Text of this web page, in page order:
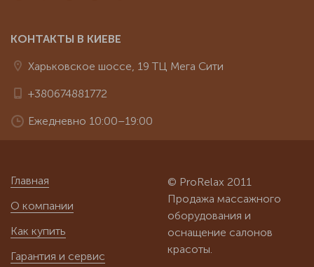
КОНТАКТЫ В КИЕВЕ
Харьковское шоссе, 19 ТЦ Мега Сити
+380674881772
Ежедневно 10:00–19:00
Главная
О компании
Как купить
Гарантия и сервис
© ProRelax 2011
Продажа массажного
оборудования и
оснащение салонов
красоты.